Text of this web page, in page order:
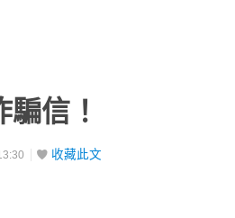
信！
收藏此文